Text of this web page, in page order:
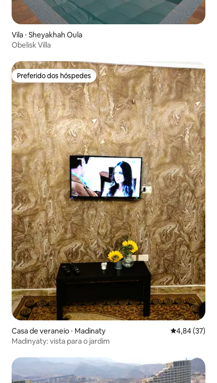
Vila ⋅ Sheyakhah Oula
Obelisk Villa
Preferido dos hóspedes
Preferido dos hóspedes
Casa de veraneio ⋅ Madinaty 4,84 de uma
4,84 (37)
Madinyaty: vista para o jardim